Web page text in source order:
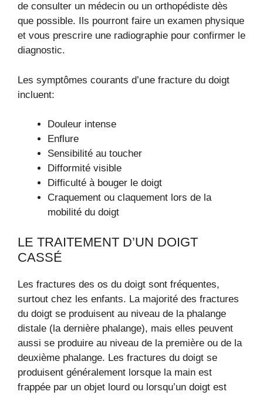
de consulter un médecin ou un orthopédiste dès
que possible. Ils pourront faire un examen physique
et vous prescrire une radiographie pour confirmer le
diagnostic.
Les symptômes courants d’une fracture du doigt
incluent:
Douleur intense
Enflure
Sensibilité au toucher
Difformité visible
Difficulté à bouger le doigt
Craquement ou claquement lors de la
mobilité du doigt
LE TRAITEMENT D’UN DOIGT
CASSÉ
Les fractures des os du doigt sont fréquentes,
surtout chez les enfants. La majorité des fractures
du doigt se produisent au niveau de la phalange
distale (la dernière phalange), mais elles peuvent
aussi se produire au niveau de la première ou de la
deuxième phalange. Les fractures du doigt se
produisent généralement lorsque la main est
frappée par un objet lourd ou lorsqu’un doigt est